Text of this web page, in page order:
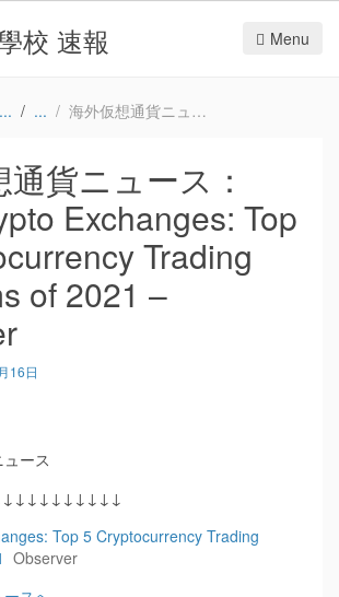
校 速報 Menu
海外仮想通貨ニュース：Best Crypto Exchanges: Top 5 Cryptocurrency Trading Platforms of 2021 – Observer
貨ニュース：
Exchanges: Top
Trading
of 2021 –
16日
ース
Top 5 Cryptocurrency Trading
Observer